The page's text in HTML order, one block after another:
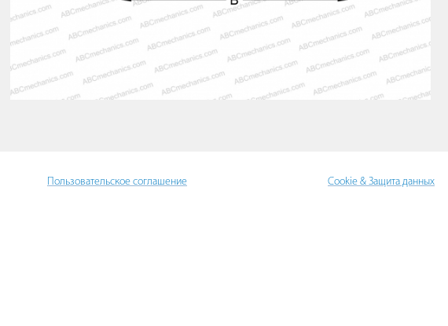
Пользовательское соглашение Cookie & Защита данных